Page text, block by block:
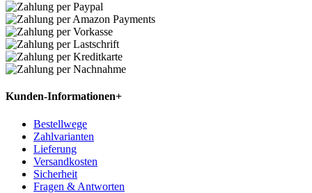
Kunden-Informationen+
Bestellwege
Zahlvarianten
Lieferung
Versandkosten
Sicherheit
Fragen & Antworten